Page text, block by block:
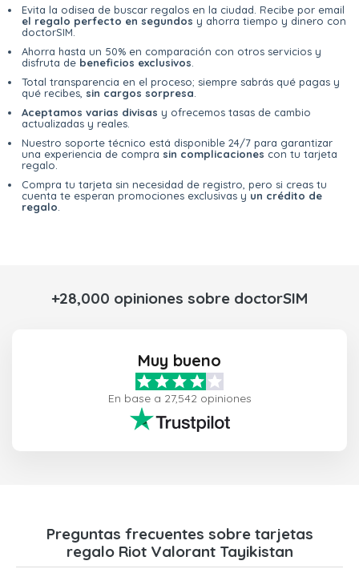
Evita la odisea de buscar regalos en la ciudad. Recibe por email
el regalo perfecto en segundos y ahorra tiempo y dinero con
doctorSIM.
Ahorra hasta un 50% en comparación con otros servicios y
disfruta de beneficios exclusivos
Total transparencia en el proceso; siempre sabrás qué pagas y
qué recibes, sin cargos sorpresa
Aceptamos varias divisas y ofrecemos tasas de cambio
actualizadas y reales.
Nuestro soporte técnico está disponible 24/7 para garantizar
una experiencia de compra sin complicaciones con tu tarjeta
regalo.
Compra tu tarjeta sin necesidad de registro, pero si creas tu
cuenta te esperan promociones exclusivas y un crédito de
regalo
+28,000 opiniones sobre doctorSIM
Muy bueno
En base a 27,542 opiniones
Preguntas frecuentes sobre tarjetas
regalo Riot Valorant Tayikistan